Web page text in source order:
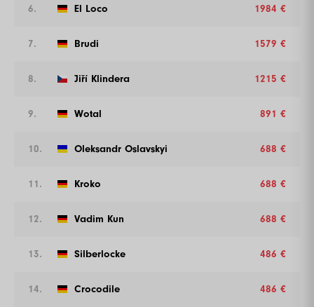
6. El Loco 1984 €
7. Brudi 1579 €
8. Jiří Klindera 1215 €
9. Wotal 891 €
10. Oleksandr Oslavskyi 688 €
11. Kroko 688 €
12. Vadim Kun 688 €
13. Silberlocke 486 €
14. Crocodile 486 €